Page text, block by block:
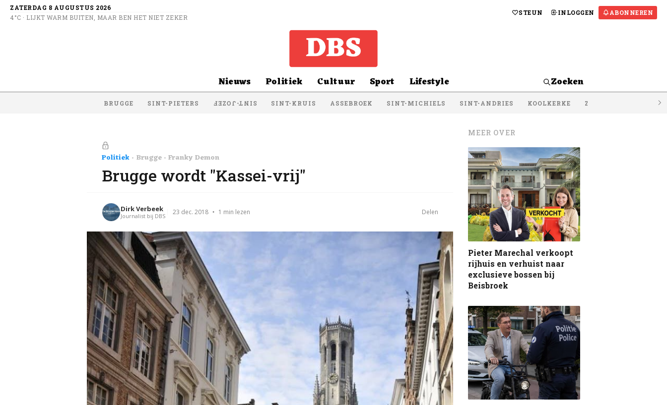
ZATERDAG 8 AUGUSTUS 2026
4°C · LIJKT WARM BUITEN, MAAR BEN HET NIET ZEKER
STEUN INLOGGEN ABONNEREN
Nieuws Politiek Cultuur Sport Lifestyle Zoeken
BRUGGE SINT-PIETERS SINT-JOZEF SINT-KRUIS ASSEBROEK SINT-MICHIELS SINT-ANDRIES KOOLKERKE ZEEBRUGGE
Politiek Brugge Franky Demon
Brugge wordt "Kassei-vrij"
Dirk Verbeek
Journalist bij DBS 23 dec. 2018 1 min lezen Delen
MEER OVER
Pieter Marechal verkoopt
rijhuis en verhuist naar
exclusieve bossen bij
Beisbroek